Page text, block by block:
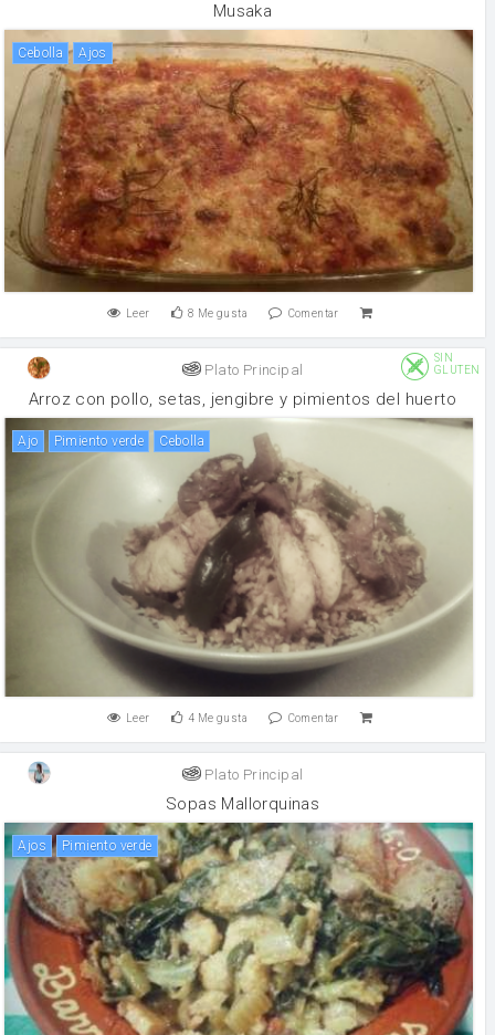
Musaka
cebolla Ajos
Leer 8 Me gusta Comentar
Plato Principal
SIN
GLUTEN
Arroz con pollo, setas, jengibre y pimientos del huerto
ajo pimiento verde cebolla
Leer 4 Me gusta Comentar
Plato Principal
Sopas Mallorquinas
Ajos pimiento verde